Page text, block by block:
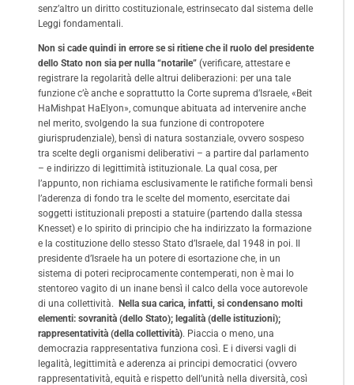
senz’altro un diritto costituzionale, estrinsecato dal sistema delle
Leggi fondamentali.
Non si cade quindi in errore se si ritiene che il ruolo del presidente
dello Stato non sia per nulla “notarile” (verificare, attestare e
registrare la regolarità delle altrui deliberazioni: per una tale
funzione c’è anche e soprattutto la Corte suprema d’Israele, «Beit
HaMishpat HaElyon», comunque abituata ad intervenire anche
nel merito, svolgendo la sua funzione di contropotere
giurisprudenziale), bensì di natura sostanziale, ovvero sospeso
tra scelte degli organismi deliberativi – a partire dal parlamento
– e indirizzo di legittimità istituzionale. La qual cosa, per
l’appunto, non richiama esclusivamente le ratifiche formali bensì
l’aderenza di fondo tra le scelte del momento, esercitate dai
soggetti istituzionali preposti a statuire (partendo dalla stessa
Knesset) e lo spirito di principio che ha indirizzato la formazione
e la costituzione dello stesso Stato d’Israele, dal 1948 in poi. Il
presidente d’Israele ha un potere di esortazione che, in un
sistema di poteri reciprocamente contemperati, non è mai lo
stentoreo vagito di un inane bensì il calco della voce autorevole
di una collettività. Nella sua carica, infatti, si condensano molti
elementi: sovranità (dello Stato); legalità (delle istituzioni);
rappresentatività (della collettività). Piaccia o meno, una
democrazia rappresentativa funziona così. E i diversi vagli di
legalità, legittimità e aderenza ai principi democratici (ovvero
rappresentatività, equità e rispetto dell’unità nella diversità, così